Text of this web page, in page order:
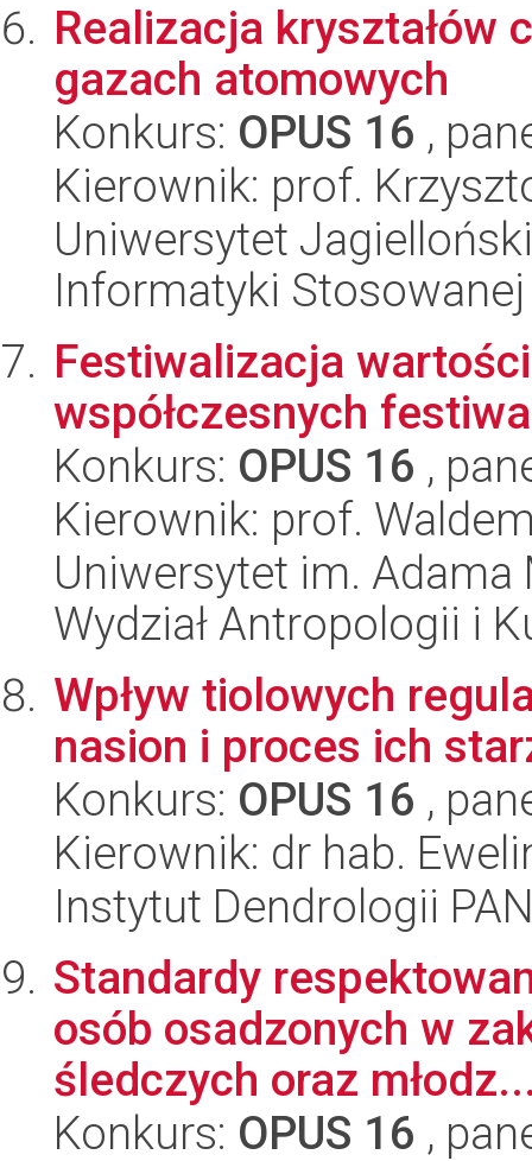
Realizacja kryształów
gazach atomowych
Konkurs: OPUS 16 ,
Kierownik: prof.
Uniwersytet
Informatyki Stosowanej
Festiwalizacja
współczesnych
Konkurs: OPUS 16 ,
Kierownik: prof.
Uniwersytet im.
Wydział Antropologii i
Wpływ tiolowych
nasion i proces ich
Konkurs: OPUS 16 ,
Kierownik: dr hab.
Instytut Dendrologii
Standardy
osób osadzonych w
śledczych oraz
Konkurs: OPUS 16 ,